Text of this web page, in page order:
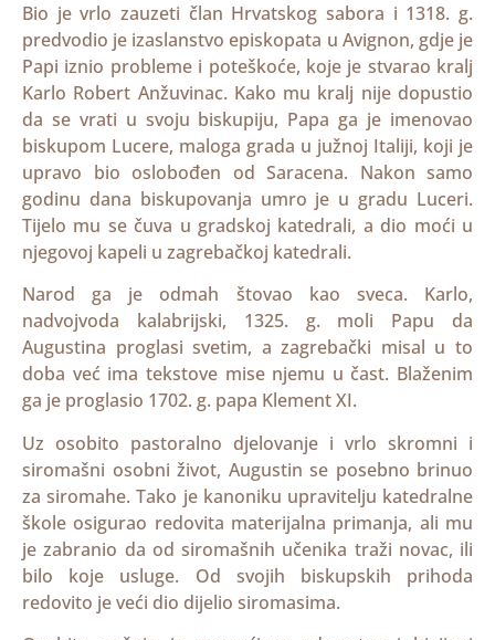
Bio je vrlo zauzeti član Hrvatskog sabora i 1318. g.
predvodio je izaslanstvo episkopata u Avignon, gdje je
Papi iznio probleme i poteškoće, koje je stvarao kralj
Karlo Robert Anžuvinac. Kako mu kralj nije dopustio
da se vrati u svoju biskupiju, Papa ga je imenovao
biskupom Lucere, maloga grada u južnoj Italiji, koji je
upravo bio oslobođen od Saracena. Nakon samo
godinu dana biskupovanja umro je u gradu Luceri.
Tijelo mu se čuva u gradskoj katedrali, a dio moći u
njegovoj kapeli u zagrebačkoj katedrali.
Narod ga je odmah štovao kao sveca. Karlo,
nadvojvoda kalabrijski, 1325. g. moli Papu da
Augustina proglasi svetim, a zagrebački misal u to
doba već ima tekstove mise njemu u čast. Blaženim
ga je proglasio 1702. g. papa Klement XI.
Uz osobito pastoralno djelovanje i vrlo skromni i
siromašni osobni život, Augustin se posebno brinuo
za siromahe. Tako je kanoniku upravitelju katedralne
škole osigurao redovita materijalna primanja, ali mu
je zabranio da od siromašnih učenika traži novac, ili
bilo koje usluge. Od svojih biskupskih prihoda
redovito je veći dio dijelio siromasima.